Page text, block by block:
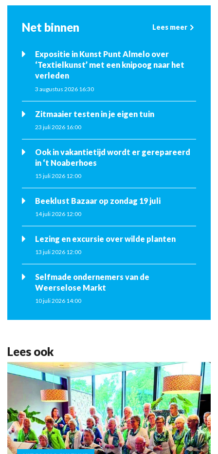
Net binnen Lees meer
Expositie in Kunst Punt Almelo over
‘Textielkunst’ met een knipoog naar het
verleden
3 augustus 2026 16:30
Zitmaaier testen in je eigen tuin
23 juli 2026 16:00
Ook in vakantietijd wordt er gerepareerd
in ‘t Noaberhoes
15 juli 2026 12:00
Beeklust Bazaar op zondag 19 juli
14 juli 2026 12:00
Lezing en excursie over wilde planten
13 juli 2026 12:00
Selfmade ondernemers van de
Weerselose Markt
10 juli 2026 14:00
Lees ook